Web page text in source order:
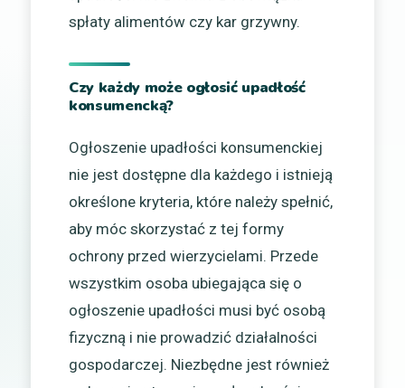
spłaty alimentów czy kar grzywny.
Czy każdy może ogłosić upadłość
konsumencką?
Ogłoszenie upadłości konsumenckiej
nie jest dostępne dla każdego i istnieją
określone kryteria, które należy spełnić,
aby móc skorzystać z tej formy
ochrony przed wierzycielami. Przede
wszystkim osoba ubiegająca się o
ogłoszenie upadłości musi być osobą
fizyczną i nie prowadzić działalności
gospodarczej. Niezbędne jest również